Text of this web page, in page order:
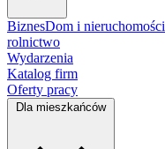
BiznesDom i nieruchomości
rolnictwo
Wydarzenia
Katalog firm
Oferty pracy
Dla mieszkańców